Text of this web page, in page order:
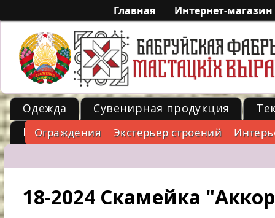
Главная Интернет-магазин
-->
Одежда Сувенирная продукция
Ограждения Экстерьер строений
Металл
18-2024 Скамейка